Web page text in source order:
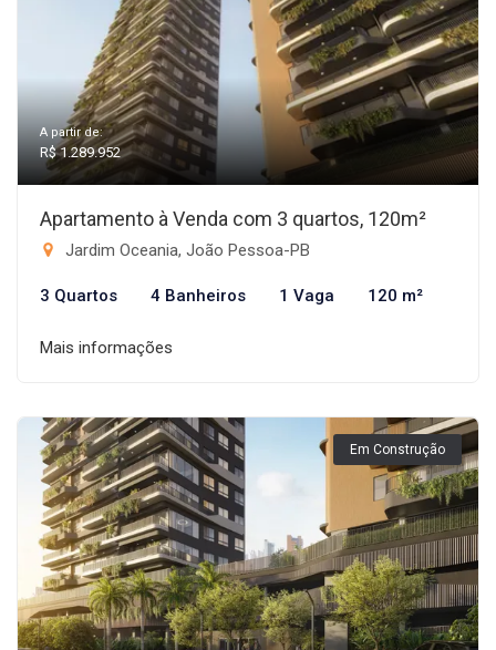
A partir de:
R$ 1.289.952
Apartamento à Venda com 3 quartos, 120m²
Jardim Oceania, João Pessoa-PB
3 Quartos 4 Banheiros 1 Vaga 120 m²
Mais informações
Em Construção